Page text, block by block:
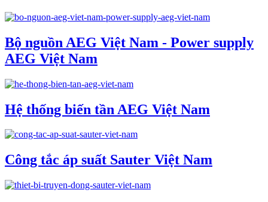
Bộ nguồn AEG Việt Nam - Power supply
AEG Việt Nam
Hệ thống biến tần AEG Việt Nam
Công tắc áp suất Sauter Việt Nam